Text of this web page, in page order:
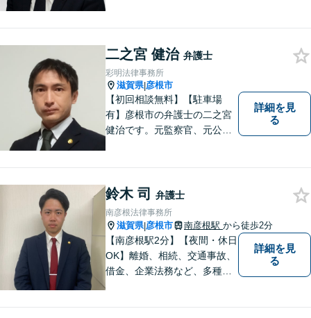
二之宮 健治 弁護士
彩明法律事務所
滋賀県|彦根市
【初回相談無料】【駐車場
有】彦根市の弁護士の二之宮
健治です。元監察官、元公務
詳細を見
る
鈴木 司 弁護士
南彦根法律事務所
滋賀県|彦根市 南彦根駅 から徒歩2分
【南彦根駅2分】【夜間・休日
OK】離婚、相続、交通事故、
借金、企業法務など、多種多
詳細を見
る